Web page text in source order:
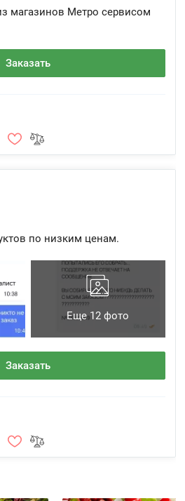
магазинов Метро сервисом
Заказать
по низким ценам.
Еще 12 фото
Заказать